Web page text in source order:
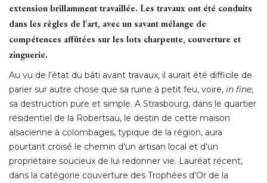
extension brillamment travaillée. Les travaux ont été conduits
dans les règles de l'art, avec un savant mélange de
compétences affûtées sur les lots charpente, couverture et
zinguerie.
Au vu de l'état du bâti avant travaux, il aurait été difficile de
parier sur autre chose que sa ruine à petit feu, voire, in fine,
sa destruction pure et simple. A Strasbourg, dans le quartier
résidentiel de la Robertsau, le destin de cette maison
alsacienne à colombages, typique de la région, aura
pourtant croisé le chemin d'un artisan local et d'un
propriétaire soucieux de lui redonner vie. Lauréat récent,
dans la catégorie couverture des Trophées d'Or de la